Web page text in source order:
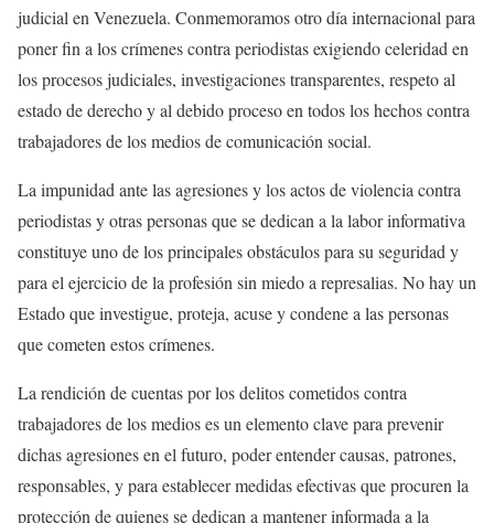
judicial en Venezuela. Conmemoramos otro día internacional para
poner fin a los crímenes contra periodistas exigiendo celeridad en
los procesos judiciales, investigaciones transparentes, respeto al
estado de derecho y al debido proceso en todos los hechos contra
trabajadores de los medios de comunicación social.
La impunidad ante las agresiones y los actos de violencia contra
periodistas y otras personas que se dedican a la labor informativa
constituye uno de los principales obstáculos para su seguridad y
para el ejercicio de la profesión sin miedo a represalias. No hay un
Estado que investigue, proteja, acuse y condene a las personas
que cometen estos crímenes.
La rendición de cuentas por los delitos cometidos contra
trabajadores de los medios es un elemento clave para prevenir
dichas agresiones en el futuro, poder entender causas, patrones,
responsables, y para establecer medidas efectivas que procuren la
protección de quienes se dedican a mantener informada a la